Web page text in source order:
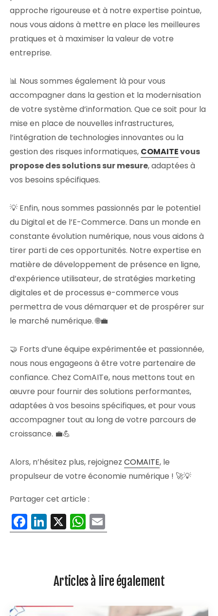
approche rigoureuse et à notre expertise pointue,
nous vous aidons à mettre en place les meilleures
pratiques et à maximiser la valeur de votre
entreprise.
📊 Nous sommes également là pour vous
accompagner dans la gestion et la modernisation
de votre système d’information. Que ce soit pour la
mise en place de nouvelles infrastructures,
l’intégration de technologies innovantes ou la
gestion des risques informatiques, COMAITEvous
propose des solutions sur mesure, adaptées à
vos besoins spécifiques.
💡 Enfin, nous sommes passionnés par le potentiel
du Digital et de l’E-Commerce. Dans un monde en
constante évolution numérique, nous vous aidons à
tirer parti de ces opportunités. Notre expertise en
matière de développement de présence en ligne,
d’expérience utilisateur, de stratégies marketing
digitales et de processus e-commerce vous
permettra de vous démarquer et de prospérer sur
le marché numérique. 🌐💼
🤝 Forts d’une équipe expérimentée et passionnée,
nous nous engageons à être votre partenaire de
confiance. Chez ComAITe, nous mettons tout en
œuvre pour fournir des solutions performantes,
adaptées à vos besoins spécifiques, et pour vous
accompagner tout au long de votre parcours de
croissance. 💼💪
Alors, n’hésitez plus, rejoignez COMAITE, le
propulseur de votre économie numérique ! 🚀💡
Partager cet article :
Facebook
LinkedIn
X WhatsApp
Articles à lire également